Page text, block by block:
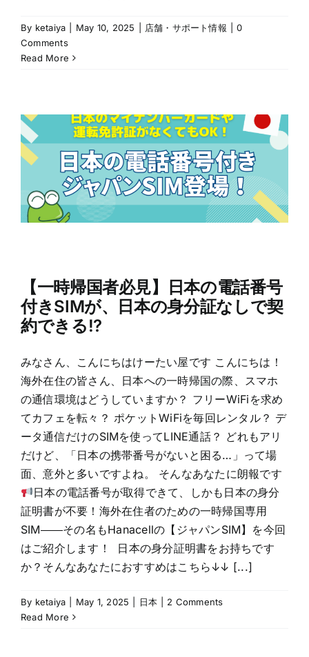
By ketaiya May 10, 2025 店舗・サポート情報
0
Comments
Read More
【一時帰国者必見】日本の電話番号
付きSIMが、日本の身分証なしで契
約できる!?
みなさん、こんにちはけーたい屋です こんにちは！
海外在住の皆さん、日本への一時帰国の際、スマホ
の通信環境はどうしていますか？ フリーWiFiを求め
てカフェを転々？ ポケットWiFiを毎回レンタル？ デ
ータ通信だけのSIMを使ってLINE通話？ どれもアリ
だけど、「日本の携帯番号がないと困る…」って場
面、意外と多いですよね。 そんなあなたに朗報です
日本の電話番号が取得できて、しかも日本の身分
証明書が不要！海外在住者のための一時帰国専用
SIM――その名もHanacellの【ジャパンSIM】を今回
はご紹介します！ 日本の身分証明書をお持ちです
か？そんなあなたにおすすめはこちら↓↓ [...]
By ketaiya May 1, 2025 日本
2 Comments
Read More